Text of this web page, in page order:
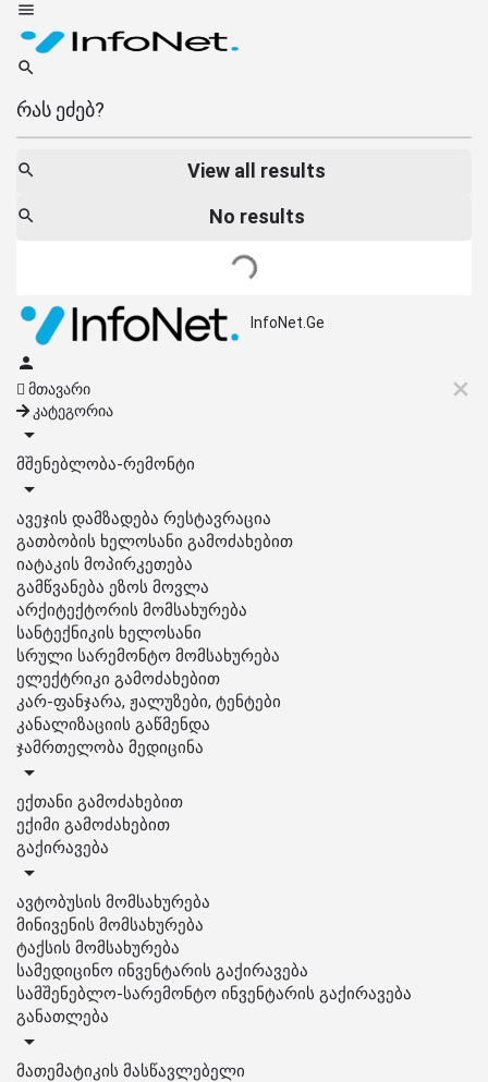
View all results
No results
InfoNet.Ge
მთავარი
კატეგორია
მშენებლობა-რემონტი
ავეჯის დამზადება რესტავრაცია
გათბობის ხელოსანი გამოძახებით
იატაკის მოპირკეთება
გამწვანება ეზოს მოვლა
არქიტექტორის მომსახურება
სანტექნიკის ხელოსანი
სრული სარემონტო მომსახურება
ელექტრიკი გამოძახებით
კარ-ფანჯარა, ჟალუზები, ტენტები
კანალიზაციის გაწმენდა
ჯამრთელობა მედიცინა
ექთანი გამოძახებით
ექიმი გამოძახებით
გაქირავება
ავტობუსის მომსახურება
მინივენის მომსახურება
ტაქსის მომსახურება
სამედიცინო ინვენტარის გაქირავება
სამშენებლო-სარემონტო ინვენტარის გაქირავება
განათლება
მათემატიკის მასწავლებელი